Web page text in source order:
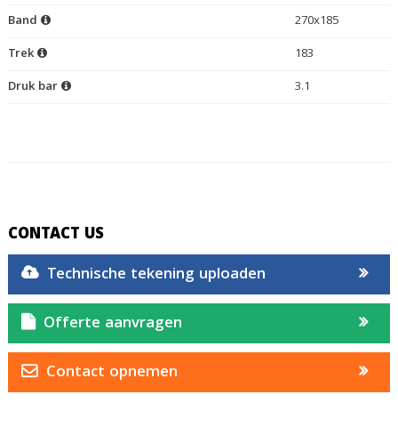
Band
270x185
Trek
183
Druk bar
3.1
CONTACT US
Technische tekening uploaden
Offerte aanvragen
Contact opnemen